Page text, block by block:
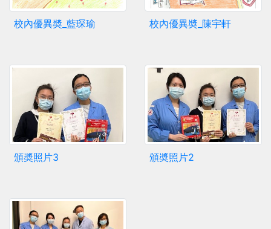
校內優異奬_藍琛瑜 校內優異奬_陳宇軒
頒奬照片3 頒奬照片2